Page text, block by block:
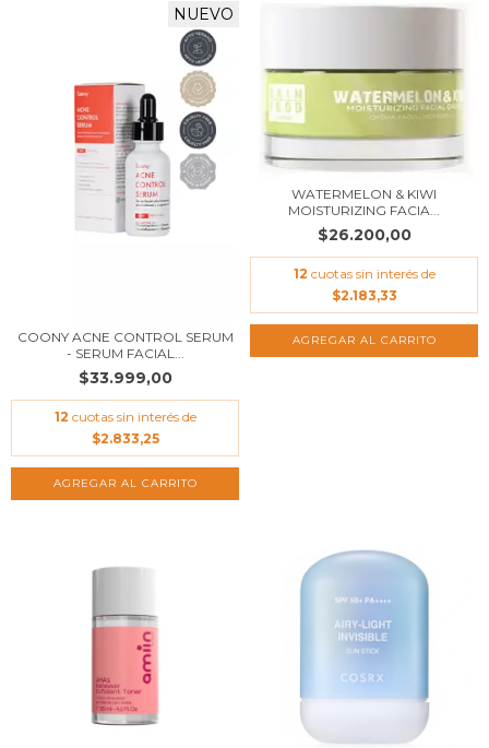
NUEVO
COONY ACNE CONTROL SERUM
- SERUM FACIAL...
$33.999,00
12 cuotas sin interés de
$2.833,25
WATERMELON & KIWI
MOISTURIZING FACIA...
$26.200,00
12 cuotas sin interés de
$2.183,33